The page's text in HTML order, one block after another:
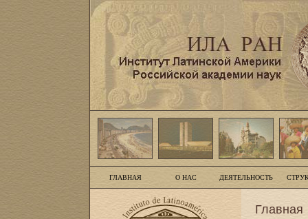
ГЛАВНАЯ О НАС ДЕЯТЕЛЬНОСТЬ
Главная